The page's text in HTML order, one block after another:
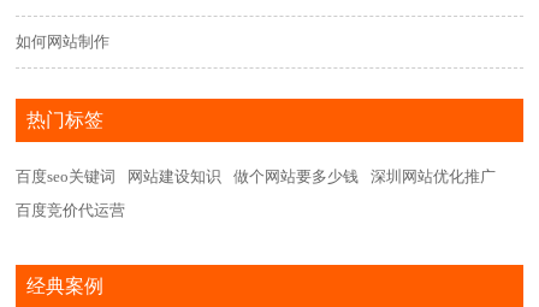
如何网站制作
热门标签
百度seo关键词 网站建设知识 做个网站要多少钱
深圳网站优化推广
百度竞价代运营
经典案例